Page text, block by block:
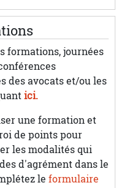
formations, journées
des avocats et/ou les
ici.
une formation et
de points pour
les modalités qui
d'agrément dans le
le formulaire